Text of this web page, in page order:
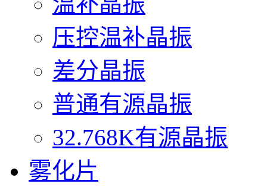
压控温补晶振
差分晶振
普通有源晶振
32.768K有源晶振
雾化片